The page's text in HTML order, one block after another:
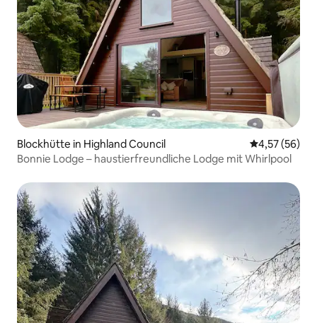
Blockhütte in Highland Council
4,57 (56)
Bonnie Lodge – haustierfreundliche Lodge mit Whirlpool